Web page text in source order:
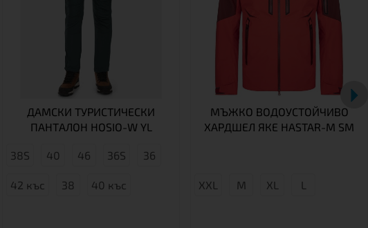
ДАМСКИ ТУРИСТИЧЕСКИ
ПАНТАЛОН HOSIO-W YL
38S 40 46 36S 36
42 къс 38 40 къс
МЪЖКО ВОДОУСТОЙЧИВО
ХАРДШЕЛ ЯКЕ HASTAR-M SM
XXL М XL L